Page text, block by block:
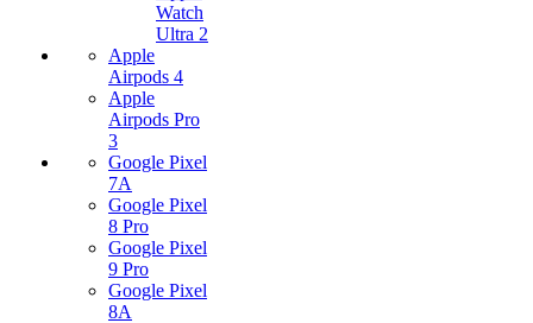
Watch
Ultra 2
Apple
Airpods 4
Apple
Airpods Pro
3
Google Pixel
7А
Google Pixel
8 Pro
Google Pixel
9 Pro
Google Pixel
8A